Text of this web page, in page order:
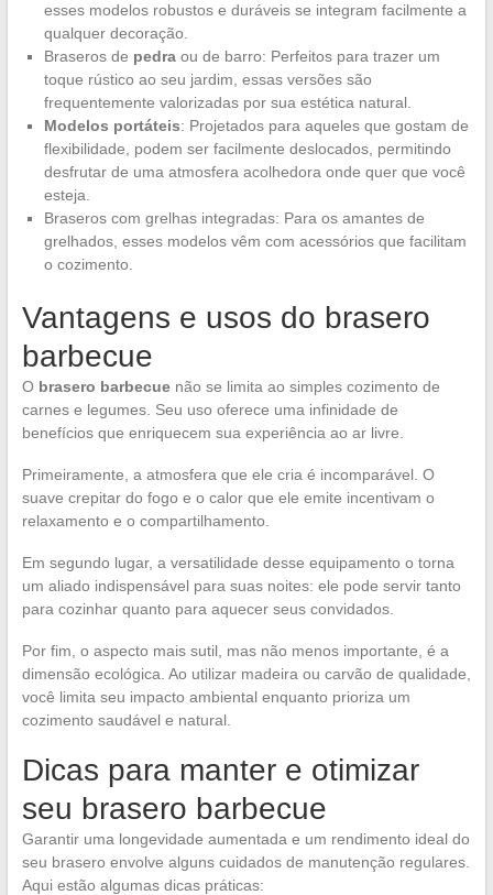
esses modelos robustos e duráveis se integram facilmente a
qualquer decoração.
Braseros de pedraou de barro: Perfeitos para trazer um
toque rústico ao seu jardim, essas versões são
frequentemente valorizadas por sua estética natural.
Modelos portáteis: Projetados para aqueles que gostam de
flexibilidade, podem ser facilmente deslocados, permitindo
desfrutar de uma atmosfera acolhedora onde quer que você
esteja.
Braseros com grelhas integradas: Para os amantes de
grelhados, esses modelos vêm com acessórios que facilitam
o cozimento.
Vantagens e usos do brasero
barbecue
O brasero barbecuenão se limita ao simples cozimento de
carnes e legumes. Seu uso oferece uma infinidade de
benefícios que enriquecem sua experiência ao ar livre.
Primeiramente, a atmosfera que ele cria é incomparável. O
suave crepitar do fogo e o calor que ele emite incentivam o
relaxamento e o compartilhamento.
Em segundo lugar, a versatilidade desse equipamento o torna
um aliado indispensável para suas noites: ele pode servir tanto
para cozinhar quanto para aquecer seus convidados.
Por fim, o aspecto mais sutil, mas não menos importante, é a
dimensão ecológica. Ao utilizar madeira ou carvão de qualidade,
você limita seu impacto ambiental enquanto prioriza um
cozimento saudável e natural.
Dicas para manter e otimizar
seu brasero barbecue
Garantir uma longevidade aumentada e um rendimento ideal do
seu brasero envolve alguns cuidados de manutenção regulares.
Aqui estão algumas dicas práticas: